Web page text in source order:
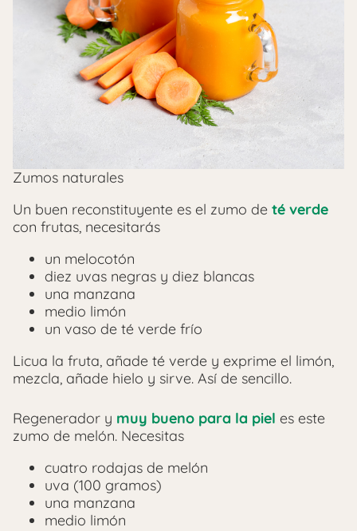
Zumos naturales
Un buen reconstituyente es el zumo de té verde
con frutas, necesitarás
un melocotón
diez uvas negras y diez blancas
una manzana
medio limón
un vaso de té verde frío
Licua la fruta, añade té verde y exprime el limón,
mezcla, añade hielo y sirve. Así de sencillo.
Regenerador y muy bueno para la piel es este
zumo de melón. Necesitas
cuatro rodajas de melón
uva (100 gramos)
una manzana
medio limón